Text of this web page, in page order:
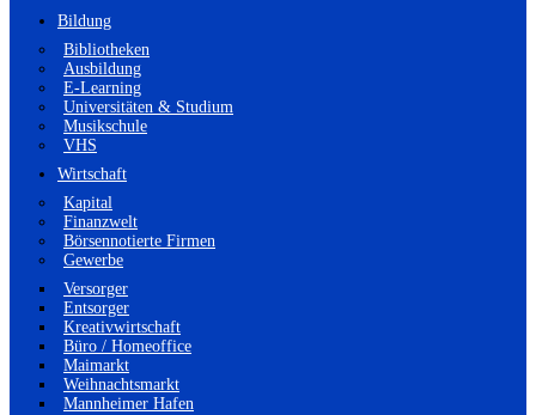
Bildung
Bibliotheken
Ausbildung
E-Learning
Universitäten & Studium
Musikschule
VHS
Wirtschaft
Kapital
Finanzwelt
Börsennotierte Firmen
Gewerbe
Versorger
Entsorger
Kreativwirtschaft
Büro / Homeoffice
Maimarkt
Weihnachtsmarkt
Mannheimer Hafen